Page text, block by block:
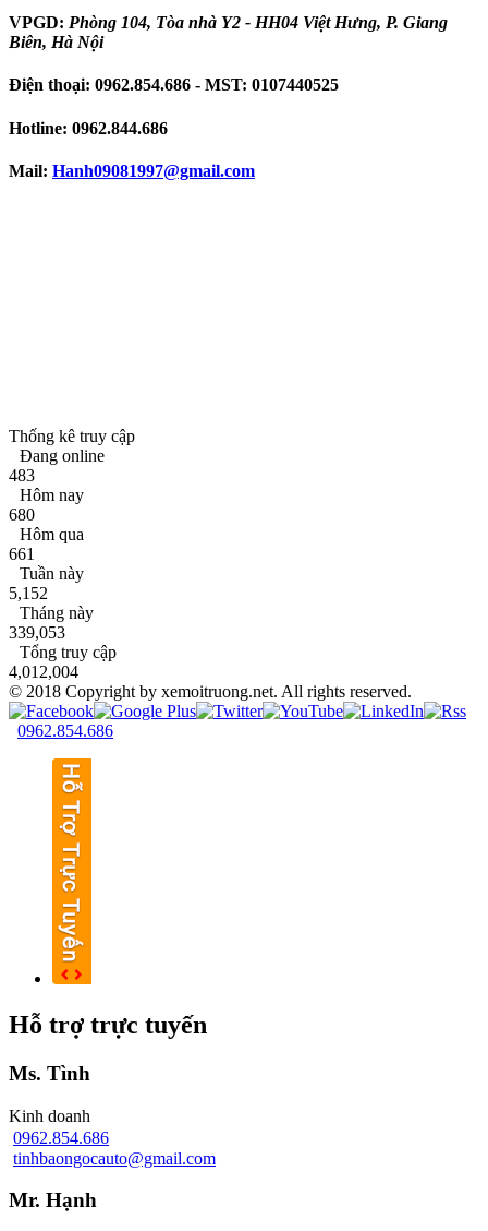
VPGD: Phòng 104, Tòa nhà Y2 - HH04 Việt Hưng, P. Giang
Biên, Hà Nội
Điện thoại: 0962.854.686 - MST: 0107440525
Hotline: 0962.844.686
Mail: Hanh09081997@gmail.com
Thống kê truy cập
Đang online
483
Hôm nay
680
Hôm qua
661
Tuần này
5,152
Tháng này
339,053
Tổng truy cập
4,012,004
© 2018 Copyright by xemoitruong.net. All rights reserved.
0962.854.686
Hỗ trợ trực tuyến
Ms. Tình
Kinh doanh
0962.854.686
tinhbaongocauto@gmail.com
Mr. Hạnh